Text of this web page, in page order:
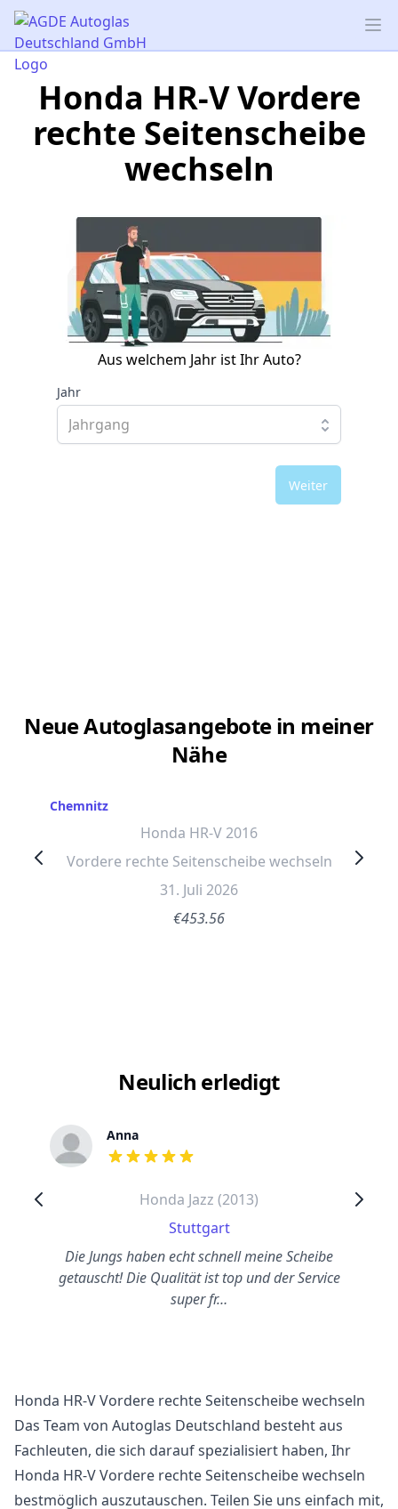
AGDE Autoglas Deutschland GmbH
Honda HR-V Vordere
rechte Seitenscheibe
wechseln
Aus welchem Jahr ist Ihr Auto?
Jahr
Weiter
Neue Autoglasangebote in meiner
Nähe
Chemnitz
Honda HR-V 2016
Vordere rechte Seitenscheibe wechseln
31. Juli 2026
€453.56
Neulich erledigt
Anna
out of 5 stars
Honda Jazz (2013)
Stuttgart
Die Jungs haben echt schnell meine Scheibe
getauscht! Die Qualität ist top und der Service
super fr…
Honda HR-V Vordere rechte Seitenscheibe wechseln
Das Team von Autoglas Deutschland besteht aus
Fachleuten, die sich darauf spezialisiert haben, Ihr
Honda HR-V Vordere rechte Seitenscheibe wechseln
bestmöglich auszutauschen. Teilen Sie uns einfach mit,